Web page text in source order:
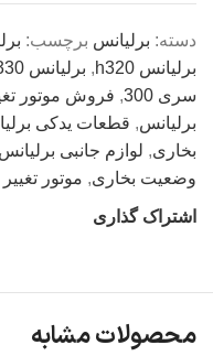
دسته: برلیانس برچسب:
برلیانس h320
, برلیانس h330
سری 300
, فروش موتور
برلیانس, قطعات یدکی
بخاری, لوازم جانبی برلیانس
وضعیت بخاری, موتور
اشتراک گذاری
محصولات مشابه